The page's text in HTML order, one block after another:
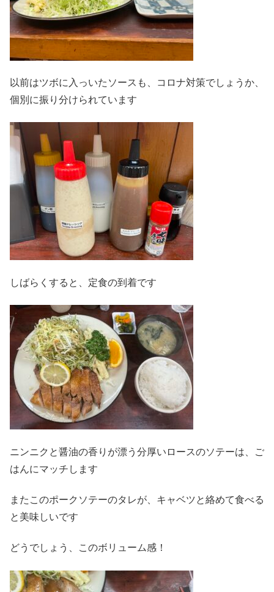
以前はツボに入っいたソースも、コロナ対策でしょうか、
個別に振り分けられています
しばらくすると、定食の到着です
ニンニクと醤油の香りが漂う分厚いロースのソテーは、ご
はんにマッチします
またこのポークソテーのタレが、キャベツと絡めて食べる
と美味しいです
どうでしょう、このボリューム感！